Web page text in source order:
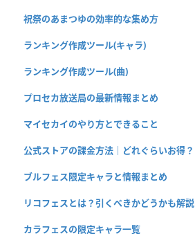
祝祭のあまつゆの効率的な集め方
ランキング作成ツール(キャラ)
ランキング作成ツール(曲)
プロセカ放送局の最新情報まとめ
マイセカイのやり方とできること
公式ストアの課金方法｜どれぐらいお得？
ブルフェス限定キャラと情報まとめ
リコフェスとは？引くべきかどうかも解説
カラフェスの限定キャラ一覧